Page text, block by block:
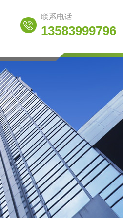
联系电话
13583999796